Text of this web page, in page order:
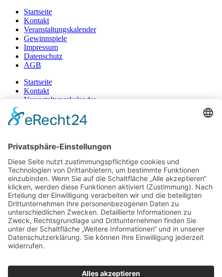
Startseite
Kontakt
Veranstaltungskalender
Gewinnspiele
Impressum
Datenschutz
AGB
Startseite
Kontakt
Veranstaltungskalender
Impressum
Datenschutz
+49 471 983 37-0
© 2025 | Ein Produkt der GROTE MEDIA GmbH
Mediadaten hier downloaden
Facebook-f Instagram
Startseite
Kontakt
Veranstaltungskalender
Gewinnspiele